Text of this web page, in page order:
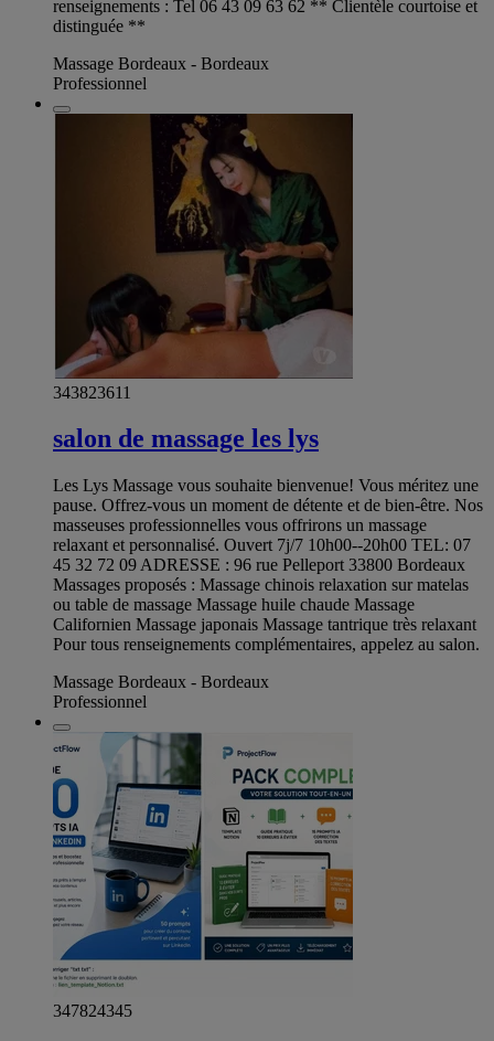
renseignements : Tel 06 43 09 63 62 ** Clientèle courtoise et
distinguée **
Massage Bordeaux - Bordeaux
Professionnel
343823611
salon de massage les lys
Les Lys Massage vous souhaite bienvenue! Vous méritez une
pause. Offrez-vous un moment de détente et de bien-être. Nos
masseuses professionnelles vous offrirons un massage
relaxant et personnalisé. Ouvert 7j/7 10h00--20h00 TEL: 07
45 32 72 09 ADRESSE : 96 rue Pelleport 33800 Bordeaux
Massages proposés : Massage chinois relaxation sur matelas
ou table de massage Massage huile chaude Massage
Californien Massage japonais Massage tantrique très relaxant
Pour tous renseignements complémentaires, appelez au salon.
Massage Bordeaux - Bordeaux
Professionnel
347824345